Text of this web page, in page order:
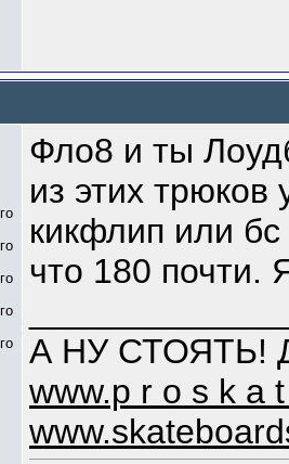
Фло8 и ты
из этих трюков
кикфлип или
что 180 почти.
А НУ СТОЯТЬ!
www.p r o s k a